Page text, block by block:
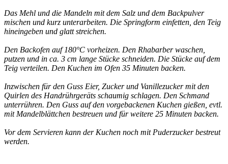
Das Mehl und die Mandeln mit dem Salz und dem Backpulver
mischen und kurz unterarbeiten. Die Springform einfetten, den Teig
hineingeben und glatt streichen.
Den Backofen auf 180°C vorheizen. Den Rhabarber waschen,
putzen und in ca. 3 cm lange Stücke schneiden. Die Stücke auf dem
Teig verteilen. Den Kuchen im Ofen 35 Minuten backen.
Inzwischen für den Guss Eier, Zucker und Vanillezucker mit den
Quirlen des Handrührgeräts schaumig schlagen. Den Schmand
unterrühren. Den Guss auf den vorgebackenen Kuchen gießen, evtl.
mit Mandelblättchen bestreuen und für weitere 25 Minuten backen.
Vor dem Servieren kann der Kuchen noch mit Puderzucker bestreut
werden.